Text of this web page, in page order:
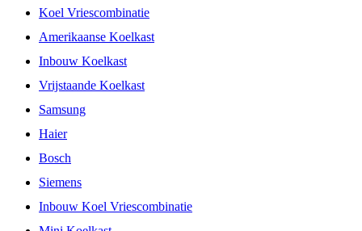
Koel Vriescombinatie
Amerikaanse Koelkast
Inbouw Koelkast
Vrijstaande Koelkast
Samsung
Haier
Bosch
Siemens
Inbouw Koel Vriescombinatie